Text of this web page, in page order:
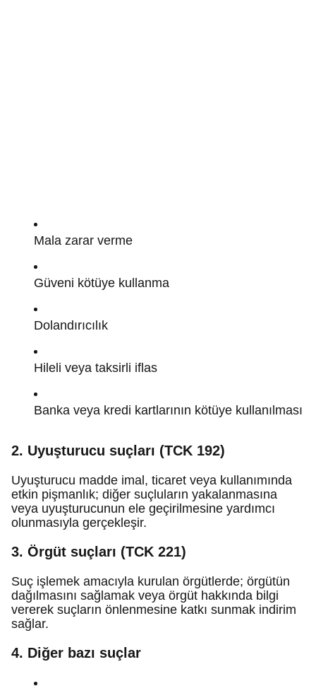
Mala zarar verme
Güveni kötüye kullanma
Dolandırıcılık
Hileli veya taksirli iflas
Banka veya kredi kartlarının kötüye kullanılması
2. Uyuşturucu suçları (TCK 192)
Uyuşturucu madde imal, ticaret veya kullanımında
etkin pişmanlık; diğer suçluların yakalanmasına
veya uyuşturucunun ele geçirilmesine yardımcı
olunmasıyla gerçekleşir.
3. Örgüt suçları (TCK 221)
Suç işlemek amacıyla kurulan örgütlerde; örgütün
dağılmasını sağlamak veya örgüt hakkında bilgi
vererek suçların önlenmesine katkı sunmak indirim
sağlar.
4. Diğer bazı suçlar